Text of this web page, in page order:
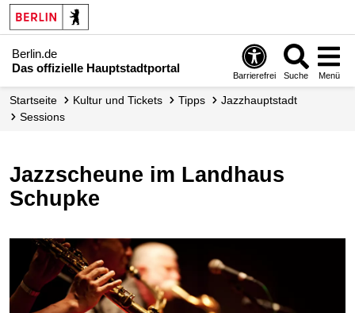
Berlin.de
Das offizielle Hauptstadtportal
Barrierefrei Suche Menü
Startseite Kultur und Tickets Tipps
Jazzhauptstadt
Sessions
Jazzscheune im Landhaus
Schupke